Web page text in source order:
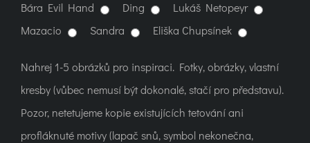
Bára Evil Hand
Ding
Lukáš Netopeyr
Mazacio
Sandra Eliška Chupsínek
Nahrej 1-5 obrázků pro inspiraci. Fotky, obrázky, vlastní
kresby (vůbec nemusí být dokonalé, stačí pro představu).
Pozor, netetujeme kopie existujících tetování ani
profláknuté motivy (lapač snů, symbol nekonečna,